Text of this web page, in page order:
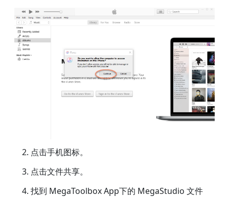
点击手机图标。
点击文件共享。
找到 MegaToolbox App下的 MegaStudio 文件